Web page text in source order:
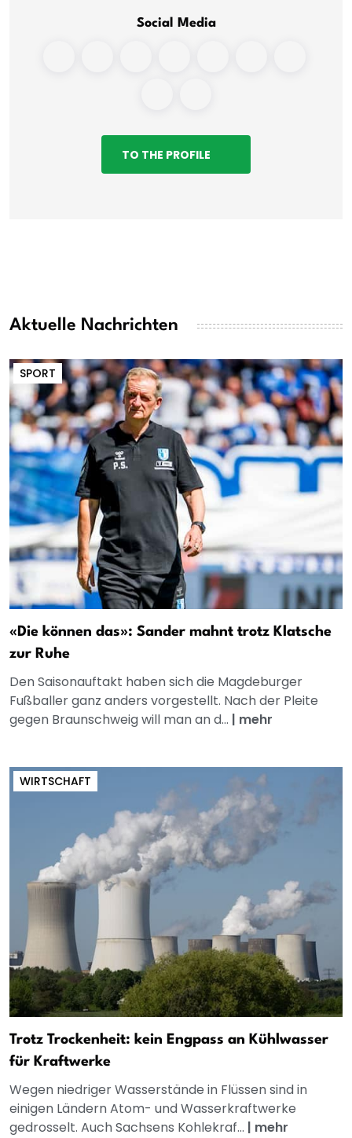
Social Media
TO THE PROFILE
Aktuelle Nachrichten
SPORT
«Die können das»: Sander mahnt trotz Klatsche
zur Ruhe
Den Saisonauftakt haben sich die Magdeburger
Fußballer ganz anders vorgestellt. Nach der Pleite
gegen Braunschweig will man an d... | mehr
WIRTSCHAFT
Trotz Trockenheit: kein Engpass an Kühlwasser
für Kraftwerke
Wegen niedriger Wasserstände in Flüssen sind in
einigen Ländern Atom- und Wasserkraftwerke
gedrosselt. Auch Sachsens Kohlekraf... | mehr